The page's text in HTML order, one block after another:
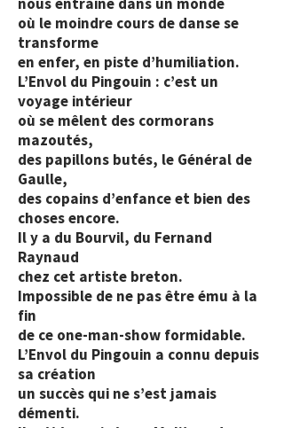
où le moindre cours de danse se
transforme
en enfer, en piste d’humiliation.
L’Envol du Pingouin : c’est un
voyage intérieur
où se mêlent des cormorans
mazoutés,
des papillons butés, le Général de
Gaulle,
des copains d’enfance et bien des
choses encore.
Il y a du Bourvil, du Fernand
Raynaud
chez cet artiste breton.
Impossible de ne pas être ému à la
fin
de ce one-man-show formidable.
L’Envol du Pingouin a connu depuis
sa création
un succès qui ne s’est jamais
démenti.